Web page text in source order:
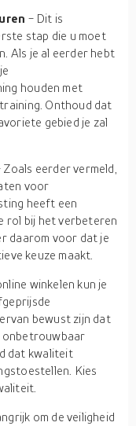
- Dit is
stap die u moet
Als je al eerder hebt
houden met
Onthoud dat
gebied je zal
Zoals eerder vermeld,
voor
heeft een
rol bij het verbeteren
daarom voor dat je
keuze maakt.
winkelen kun je
bewust zijn dat
onbetrouwbaar
dat kwaliteit
Kies
om de veiligheid